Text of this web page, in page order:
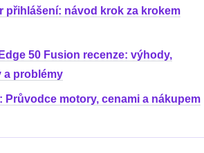
přihlášení: návod krok za krokem
50 Fusion recenze: výhody,
a problémy
Průvodce motory, cenami a nákupem